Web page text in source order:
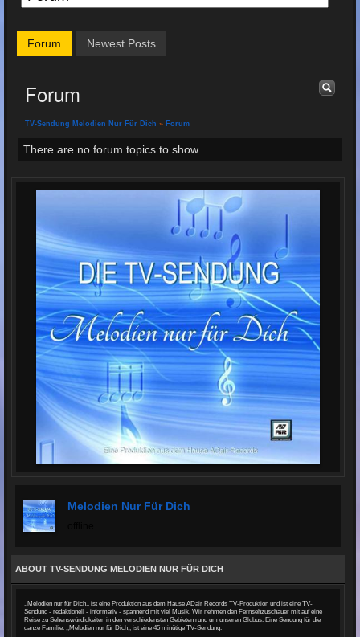
Forum Newest Posts
Forum
TV-Sendung Melodien Nur Für Dich » Forum
There are no forum topics to show
Melodien Nur Für Dich
ABOUT TV-SENDUNG MELODIEN NUR FÜR DICH
,,Melodien nur für Dich,, ist eine Produktion aus dem Hause ADair Records TV-Produktion und ist eine TV-
Sendung - redaktionell - informativ - spannend mit viel Musik. Wir nehmen den Fernsehzuschauer mit auf eine
Reise zu Sehenswürdigkeiten in den verschiedensten Gebieten rund um unseren Globus. Eine Sendung für die
ganze Familie. ,,Melodien nur für Dich,, ist eine 45 minütige TV-Sendung.